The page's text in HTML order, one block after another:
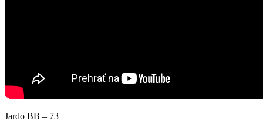
Jardo BB – 73